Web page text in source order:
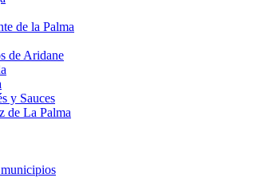
de la Palma
de Aridane
y Sauces
de La Palma